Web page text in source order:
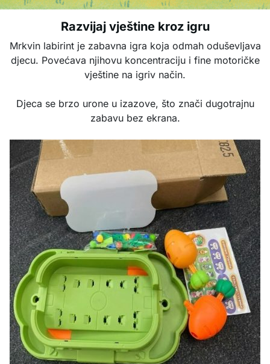
Razvijaj vještine kroz igru
Mrkvin labirint je zabavna igra koja odmah oduševljava
djecu. Povećava njihovu koncentraciju i fine motoričke
vještine na igriv način.
Djeca se brzo urone u izazove, što znači dugotrajnu
zabavu bez ekrana.